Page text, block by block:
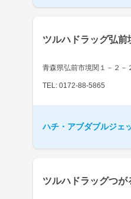
ツルハドラッグ弘前
青森県弘前市境関１－２－
TEL: 0172-88-5865
ハチ・アブダブルジェ
ツルハドラッグつが